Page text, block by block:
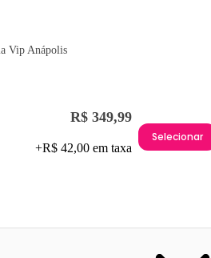
Vip Anápolis
R$ 349,99
+R$ 42,00 em taxa
Selecionar